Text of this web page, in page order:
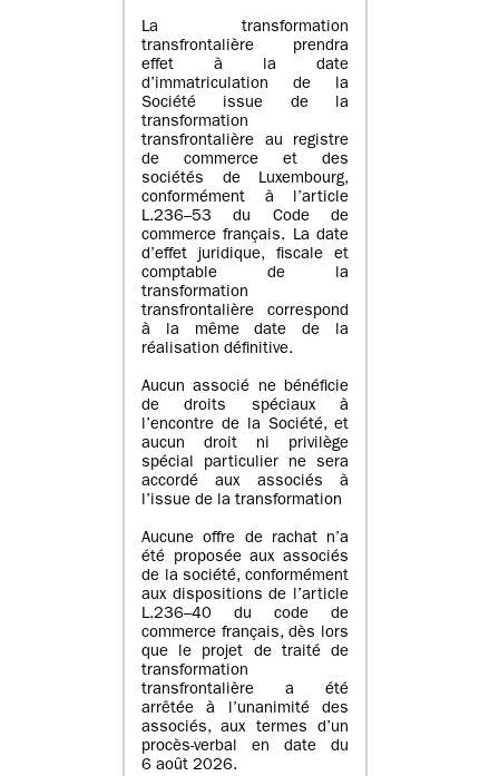
La transformation
transfrontalière prendra
effet à la date
d’immatriculation de la
Société issue de la
transformation
transfrontalière au registre
de commerce et des
sociétés de Luxembourg,
conformément à l’article
L.236–53 du Code de
commerce français. La date
d’effet juridique, fiscale et
comptable de la
transformation
transfrontalière correspond
à la même date de la
réalisation définitive.
Aucun associé ne bénéficie
de droits spéciaux à
l’encontre de la Société, et
aucun droit ni privilège
spécial particulier ne sera
accordé aux associés à
l’issue de la transformation
Aucune offre de rachat n’a
été proposée aux associés
de la société, conformément
aux dispositions de l’article
L.236–40 du code de
commerce français, dès lors
que le projet de traité de
transformation
transfrontalière a été
arrêtée à l’unanimité des
associés, aux termes d’un
procès-verbal en date du
6 août 2026.